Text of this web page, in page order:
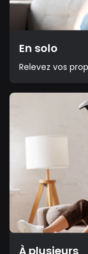
En solo
Relevez vos
À plusieurs